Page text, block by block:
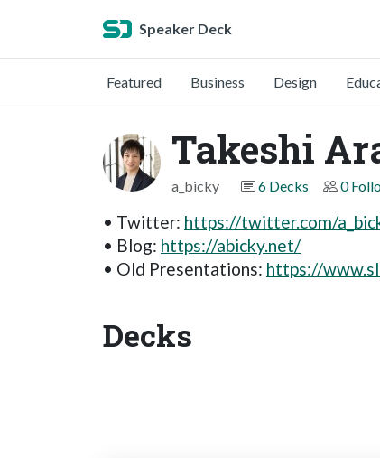
Speaker Deck
Featured Business Design
Takeshi
a_bicky 6 Decks 0
• Twitter: https://twitter.com/
• Blog: https://abicky.net/
• Old Presentations: https://
Decks